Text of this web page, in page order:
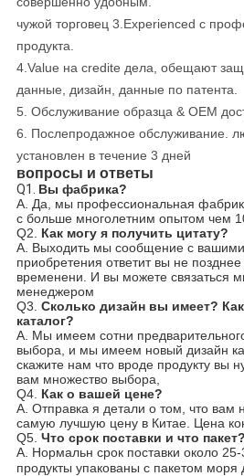
чужой торговец 3.Experienced с
продукта.
4.Value на credite дела, обещают
данные, дизайн, данные по патента.
5. Обслуживание образца & OEM
6. Послепродажное обслуживание.
установлен в течение 3 дней
вопросы и ответы
Q1. Вы фабрика?
A. Да, мы профессиональная
с больше многолетним опытом чем
Q2. Как могу я получить цитату?
A. Выходить мы сообщение с
приобретения ответит вы не
временени. И вы можете связаться
менеджером
Q3. Сколько дизайн вы имеет?
каталог?
A. Мы имеем сотни
выбора, и мы имеем новый дизайн
скажите нам что вроде продукту вы
вам множество выбора,
Q4. Как о вашей цене?
A. Отправка я детали о том, что вам
самую лучшую цену в Китае. Цена
Q5. Что срок поставки и что пакет?
A. Нормальн срок поставки около
продукты упакованы с пакетом моря